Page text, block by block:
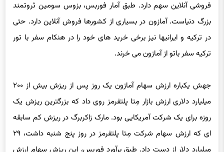
بزرگ دنیاست. آمازون در بسیاری از کشورها فروش آنلاین دارد. حتی
در ترکیه و ایرانیها نیز برخی خرید های خود را در هنکام سفر با تور
ترکیه سفر باتو از آمازون می خرند.
میلیارد دلاری ارزش بازار مِتا پلتفرمز روی داد که بزرگترین ریزش یک
روزه برای یک شرکت آمریکایی بود. مارک زاکربرگ در ریزش کم سابقه
ای که ارزش سهام شرکت مِتا پلتفرمز در روز پنج شنبه داشت، ۲۹
میلیارد دلار از دست داد. طبق برآورد فوربس، این ریزش سهام ارزش